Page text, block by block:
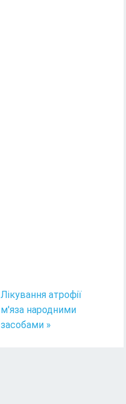
Лікування атрофії
м'яза народними
засобами »